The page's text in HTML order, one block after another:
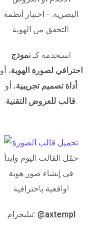
البصرية. - اختبار أنظمة
التحقق من الهوية.
استخدمه كـنموذج
احترافي لصورة الهوية، أو
أداة تصميم تجريبية، أو
قالب للعروض التقنية.
حمّل القالب اليوم وابدأ
في إنشاء صور هوية
واقعية باحترافية!
تيليجرام: @axtempl